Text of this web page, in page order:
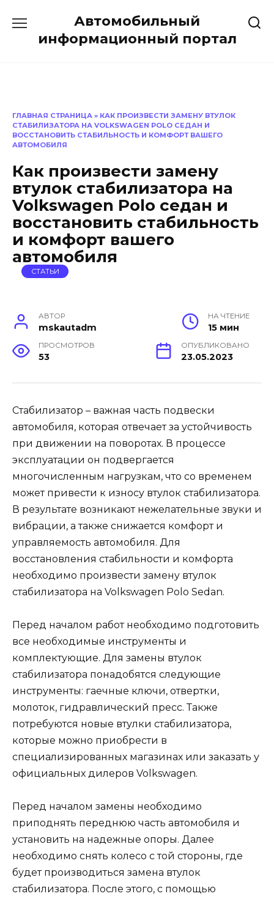
содержанию
Автомобильный
информационный портал
ГЛАВНАЯ СТРАНИЦА » КАК ПРОИЗВЕСТИ ЗАМЕНУ ВТУЛОК
СТАБИЛИЗАТОРА НА VOLKSWAGEN POLO СЕДАН И
ВОССТАНОВИТЬ СТАБИЛЬНОСТЬ И КОМФОРТ ВАШЕГО
АВТОМОБИЛЯ
Как произвести замену
втулок стабилизатора на
Volkswagen Polo седан и
восстановить стабильность
и комфорт вашего
автомобиля
СТАТЬИ
АВТОР
mskautadm
НА ЧТЕНИЕ
15 мин
ПРОСМОТРОВ
53
ОПУБЛИКОВАНО
23.05.2023
Стабилизатор – важная часть подвески
автомобиля, которая отвечает за устойчивость
при движении на поворотах. В процессе
эксплуатации он подвергается
многочисленным нагрузкам, что со временем
может привести к износу втулок стабилизатора.
В результате возникают нежелательные звуки и
вибрации, а также снижается комфорт и
управляемость автомобиля. Для
восстановления стабильности и комфорта
необходимо произвести замену втулок
стабилизатора на Volkswagen Polo Sedan.
Перед началом работ необходимо подготовить
все необходимые инструменты и
комплектующие. Для замены втулок
стабилизатора понадобятся следующие
инструменты: гаечные ключи, отвертки,
молоток, гидравлический пресс. Также
потребуются новые втулки стабилизатора,
которые можно приобрести в
специализированных магазинах или заказать у
официальных дилеров Volkswagen.
Перед началом замены необходимо
приподнять переднюю часть автомобиля и
установить на надежные опоры. Далее
необходимо снять колесо с той стороны, где
будет производиться замена втулок
стабилизатора. После этого, с помощью